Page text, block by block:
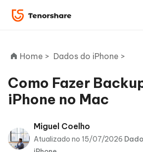
ReiBoot
PDNob
Home > Dados do iPhone >
Como Fazer
iPhone no Mac
Miguel Coelho
Atualizado no 15/07/2026